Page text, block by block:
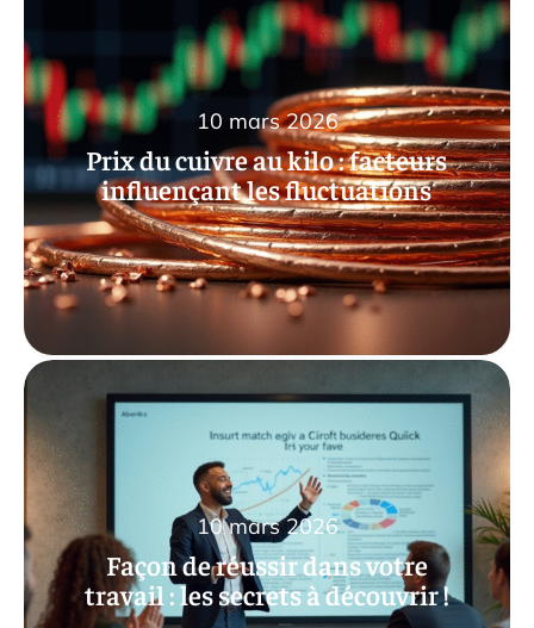
Prix du cuivre au kilo : facteurs
influençant les fluctuations
10 mars 2026
Façon de réussir dans votre
travail : les secrets à découvrir !
10 mars 2026